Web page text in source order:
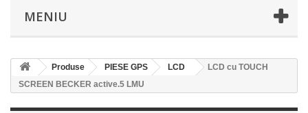
MENIU
Produse PIESE GPS LCD
LCD cu TOUCH
SCREEN BECKER active.5 LMU